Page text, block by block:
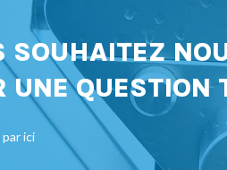
SOUHAITEZ
UNE QUESTION
ici